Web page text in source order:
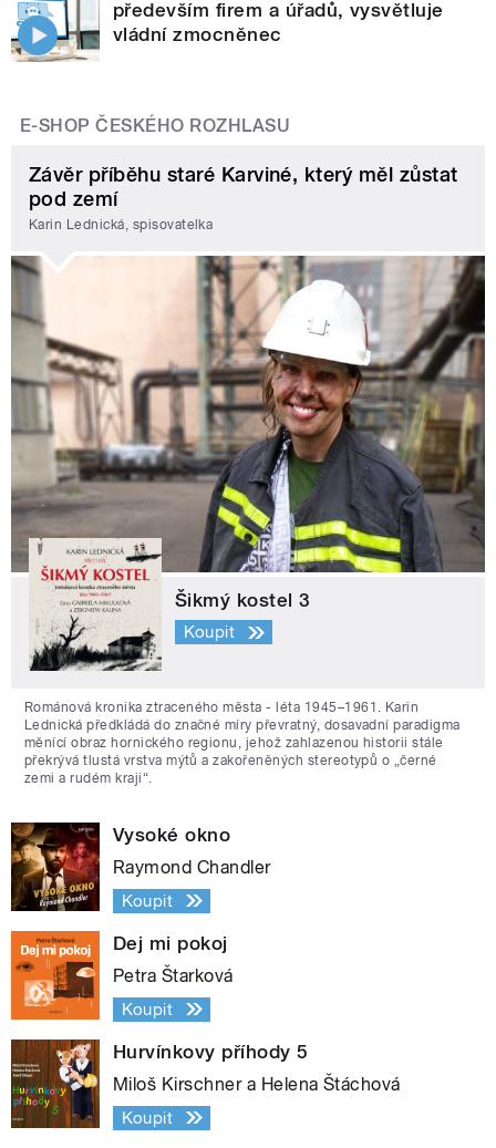
především firem a úřadů, vysvětluje
vládní zmocněnec
E-SHOP ČESKÉHO ROZHLASU
Závěr příběhu staré Karviné, který měl zůstat
pod zemí
Karin Lednická, spisovatelka
Šikmý kostel 3
Koupit
Románová kronika ztraceného města - léta 1945–1961. Karin
Lednická předkládá do značné míry převratný, dosavadní paradigma
měnící obraz hornického regionu, jehož zahlazenou historii stále
překrývá tlustá vrstva mýtů a zakořeněných stereotypů o „černé
zemi a rudém kraji“.
Vysoké okno
Raymond Chandler
Koupit
Dej mi pokoj
Petra Štarková
Koupit
Hurvínkovy příhody 5
Miloš Kirschner a Helena Štáchová
Koupit